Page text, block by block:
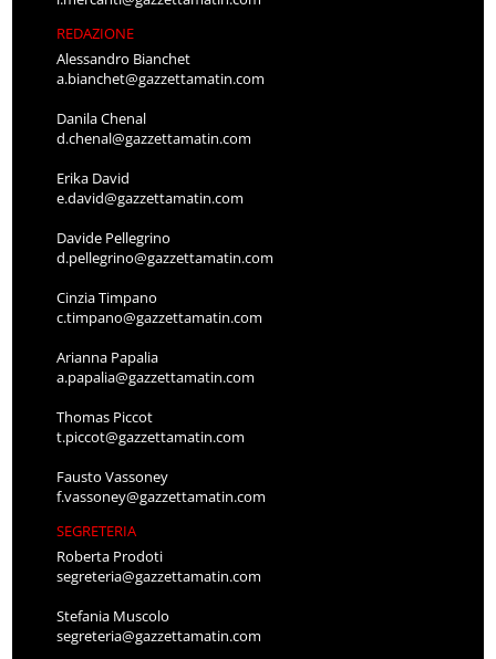
REDAZIONE
Alessandro Bianchet
a.bianchet@gazzettamatin.com
Danila Chenal
d.chenal@gazzettamatin.com
Erika David
e.david@gazzettamatin.com
Davide Pellegrino
d.pellegrino@gazzettamatin.com
Cinzia Timpano
c.timpano@gazzettamatin.com
Arianna Papalia
a.papalia@gazzettamatin.com
Thomas Piccot
t.piccot@gazzettamatin.com
Fausto Vassoney
f.vassoney@gazzettamatin.com
SEGRETERIA
Roberta Prodoti
segreteria@gazzettamatin.com
Stefania Muscolo
segreteria@gazzettamatin.com